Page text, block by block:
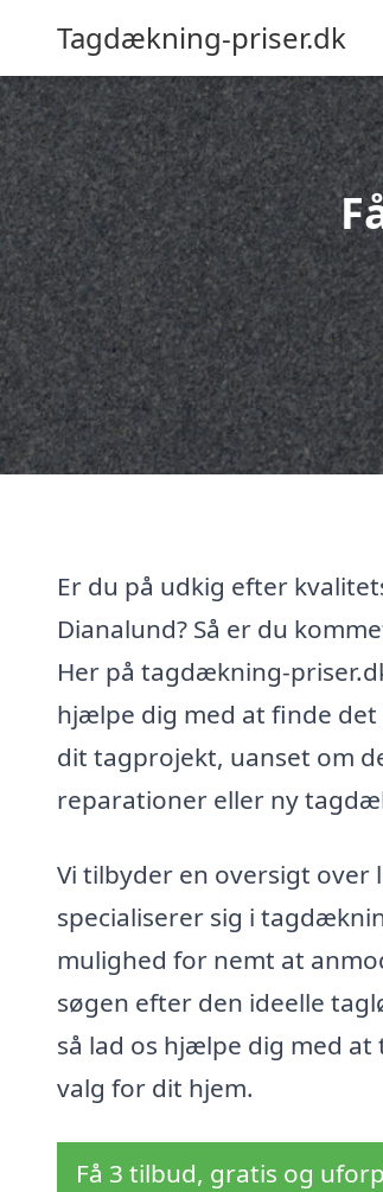
Tagdækning-priser.dk
Er du på udkig efter
Dianalund? Så er du
Her på tagdækning-
hjælpe dig med at finde
dit tagprojekt, uanset om
reparationer eller ny
Vi tilbyder en oversigt over
specialiserer sig i
mulighed for nemt at
søgen efter den ideelle
så lad os hjælpe dig med
valg for dit hjem.
Få 3 tilbud, gratis og